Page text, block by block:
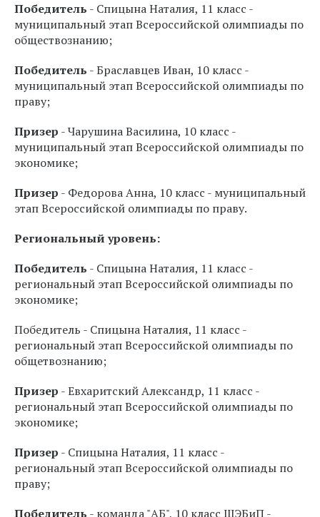
Победитель - Спицына Наталия, 11 класс -
муниципальный этап Всероссийской олимпиады по
обществознанию;
Победитель - Браславцев Иван, 10 класс -
муниципальный этап Всероссийской олимпиады по
праву;
Призер - Чарушина Василина, 10 класс -
муниципальный этап Всероссийской олимпиады по
экономике;
Призер - Федорова Анна, 10 класс - муниципальный
этап Всероссийской олимпиады по праву.
Региональный уровень:
Победитель - Спицына Наталия, 11 класс -
региональный этап Всероссийской олимпиады по
экономике;
Победитель - Спицына Наталия, 11 класс -
региональный этап Всероссийской олимпиады по
общетвознанию;
Призер - Евхаритский Александр, 11 класс -
региональный этап Всероссийской олимпиады по
экономике;
Призер - Спицына Наталия, 11 класс -
региональный этап Всероссийской олимпиады по
праву;
Победитель - команда "АБ", 10 класс ШЭБиП -